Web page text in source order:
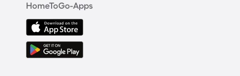
HomeToGo-Apps